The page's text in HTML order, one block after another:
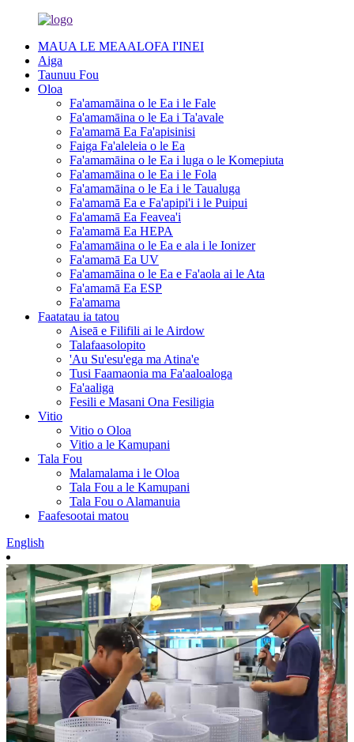
MAUA LE MEAALOFA I'INEI
Aiga
Taunuu Fou
Oloa
Fa'amamāina o le Ea i le Fale
Fa'amamāina o le Ea i Ta'avale
Fa'amamā Ea Fa'apisinisi
Faiga Fa'aleleia o le Ea
Fa'amamāina o le Ea i luga o le Komepiuta
Fa'amamāina o le Ea i le Fola
Fa'amamāina o le Ea i le Taualuga
Fa'amamā Ea e Fa'apipi'i i le Puipui
Fa'amamā Ea Feavea'i
Fa'amamā Ea HEPA
Fa'amamāina o le Ea e ala i le Ionizer
Fa'amamā Ea UV
Fa'amamāina o le Ea e Fa'aola ai le Ata
Fa'amamā Ea ESP
Fa'amama
Faatatau ia tatou
Aiseā e Filifili ai le Airdow
Talafaasolopito
'Au Su'esu'ega ma Atina'e
Tusi Faamaonia ma Fa'aaloaloga
Fa'aaliga
Fesili e Masani Ona Fesiligia
Vitio
Vitio o Oloa
Vitio a le Kamupani
Tala Fou
Malamalama i le Oloa
Tala Fou a le Kamupani
Tala Fou o Alamanuia
Faafesootai matou
English